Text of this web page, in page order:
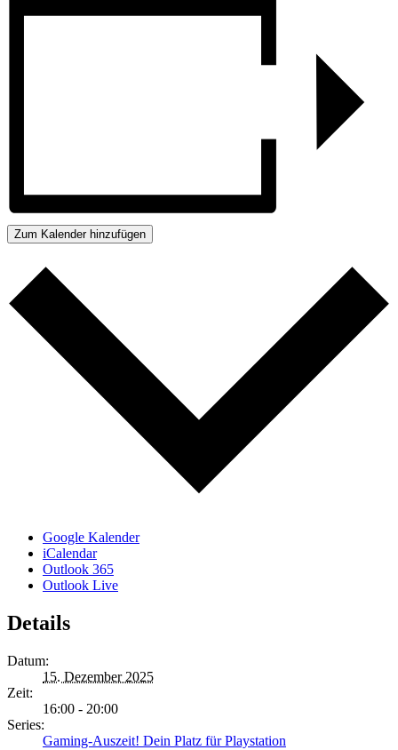
Zum Kalender hinzufügen
Google Kalender
iCalendar
Outlook 365
Outlook Live
Details
Datum:
15. Dezember 2025
Zeit:
16:00 - 20:00
Series:
Gaming-Auszeit! Dein Platz für Playstation